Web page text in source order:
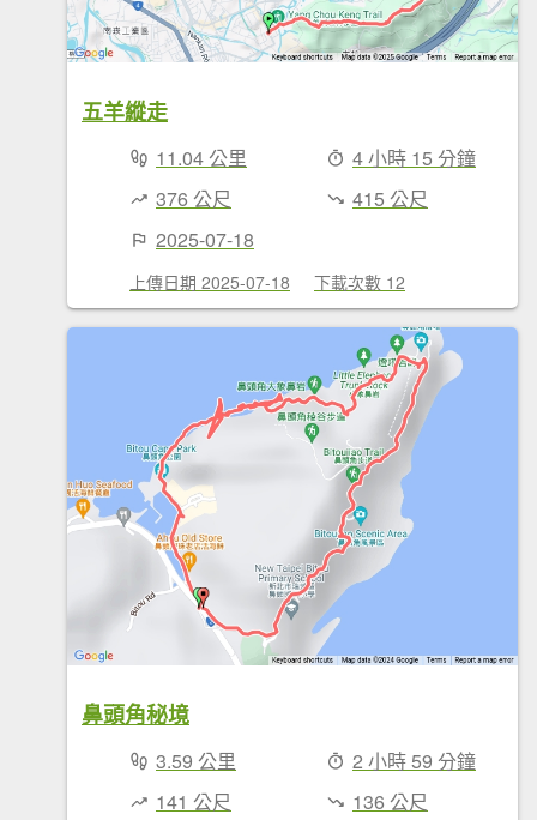
五羊縱走
11.04 公里
4 小時 15 分鐘
376 公尺
415 公尺
2025-07-18
上傳日期 2025-07-18 下載次數 12
鼻頭角秘境
3.59 公里
2 小時 59 分鐘
141 公尺
136 公尺